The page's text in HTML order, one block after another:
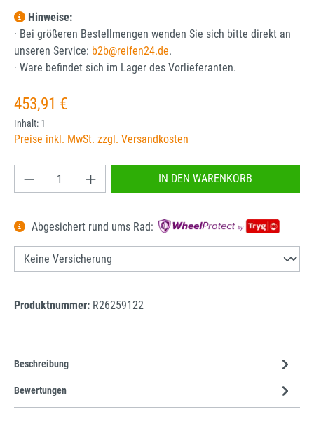
Hinweise:
· Bei größeren Bestellmengen wenden Sie sich bitte direkt an
unseren Service: b2b@reifen24.de.
· Ware befindet sich im Lager des Vorlieferanten.
Regulärer Preis:
453,91 €
Inhalt: 1
Preise inkl. MwSt. zzgl. Versandkosten
Produkt Anzahl: Gib den gewünschten Wert
IN DEN WARENKORB
Abgesichert rund ums Rad:
Produktnummer: R26259122
Beschreibung
Bewertungen